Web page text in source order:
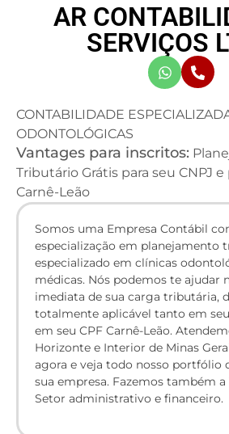
AR
SERVIÇOS
CONTABILIDADE
ODONTOLÓGICAS
Vantages para inscritos:
Tributário Grátis para seu CNPJ e
Carnê-Leão
Somos uma Empresa Contábil
especialização em planejamento
especializado em clínicas
médicas. Nós podemos te ajudar
imediata de sua carga tributária,
totalmente aplicável tanto em
em seu CPF Carnê-Leão.
Horizonte e Interior de Minas
agora e veja todo nosso portfólio
sua empresa. Fazemos também a
Setor administrativo e financeiro.